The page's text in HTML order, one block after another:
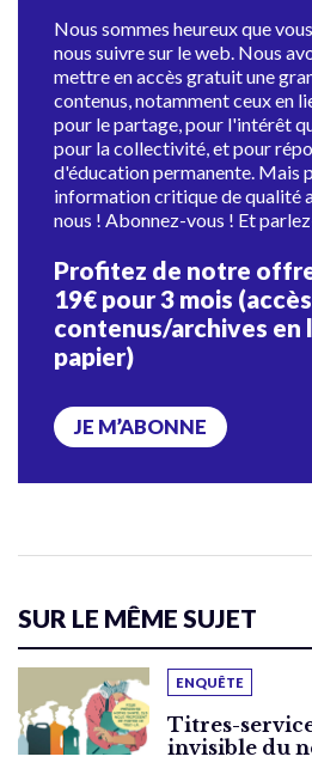
Nous sommes heureux que
nous suivre sur le web. Nous
mettre en accès gratuit une
contenus, notamment ceux en
pour le partage, pour l'intérêt
pour la collectivité, et pour
d'éducation permanente. Mais
information critique de qualité
nous ! Abonnez-vous ! Et
Profitez de notre
19€ pour 3 mois
contenus/archives en
papier)
JE M’ABONNE
SUR LE MÊME SUJET
ENQUÊTE
Titres-
invisible du